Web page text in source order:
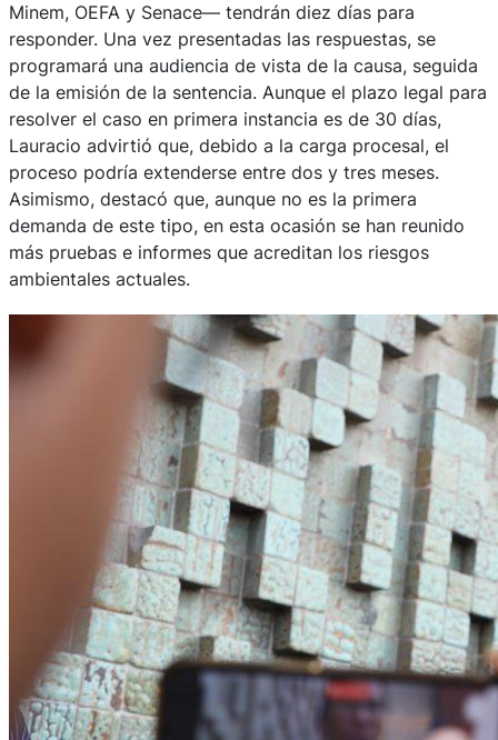
Minem, OEFA y Senace— tendrán diez días para
responder. Una vez presentadas las respuestas, se
programará una audiencia de vista de la causa, seguida
de la emisión de la sentencia. Aunque el plazo legal para
resolver el caso en primera instancia es de 30 días,
Lauracio advirtió que, debido a la carga procesal, el
proceso podría extenderse entre dos y tres meses.
Asimismo, destacó que, aunque no es la primera
demanda de este tipo, en esta ocasión se han reunido
más pruebas e informes que acreditan los riesgos
ambientales actuales.